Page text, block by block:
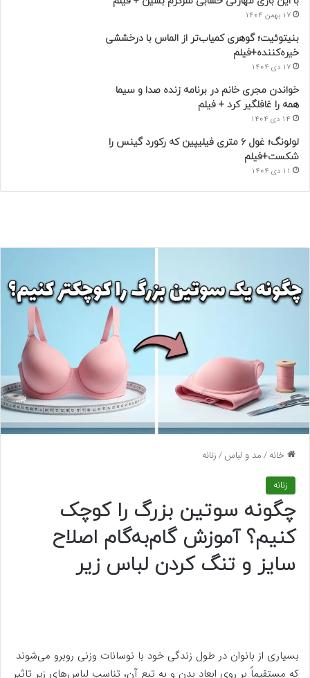
17 بهمن 1404
بنیتوئیت؛ گوهری کمیاب‌تر از الماس با درخششی
خیره‌کننده+فیلم
17 دی 1404
خواندن مجری خانم در برنامه زنده صدا و سیما
همه را غافلگیر کرد + فیلم
14 دی 1404
لولونگ؛ غول ۶ متری فیلیپین که رکورد گینس را
شکست+فیلم
11 دی 1404